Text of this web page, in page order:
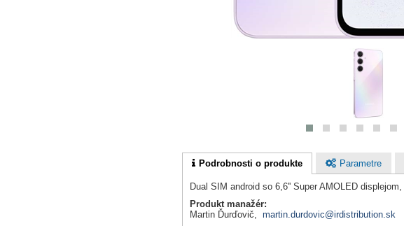
Podrobnosti o produkte Parametre
Dual SIM android so 6,6'' Super AMOLED
Produkt manažér:
Martin Ďurďovič, martin.durdovic@irdistribution.sk